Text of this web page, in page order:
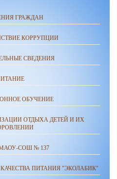
ГРАЖДАН
КОРРУПЦИИ
СВЕДЕНИЯ
ОБУЧЕНИЕ
ОТДЫХА ДЕТЕЙ И ИХ
СОШ № 137
ПИТАНИЯ "ЭКОЛАБИК"